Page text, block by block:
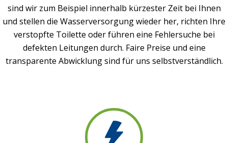
sind wir zum Beispiel innerhalb kürzester Zeit bei Ihnen
und stellen die Wasserversorgung wieder her, richten Ihre
verstopfte Toilette oder führen eine Fehlersuche bei
defekten Leitungen durch. Faire Preise und eine
transparente Abwicklung sind für uns selbstverständlich.